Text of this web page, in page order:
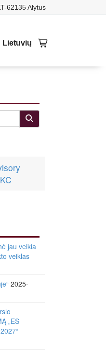
62135 Alytus
Lietuvių
jau veikia
veiklas
2025-
„ES